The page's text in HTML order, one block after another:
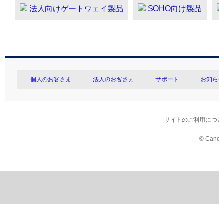
法人向けゲートウェイ製品 SOHO向け製品
個人のお客さま 法人のお客さま サポート お知
サイトのご利用につ
©